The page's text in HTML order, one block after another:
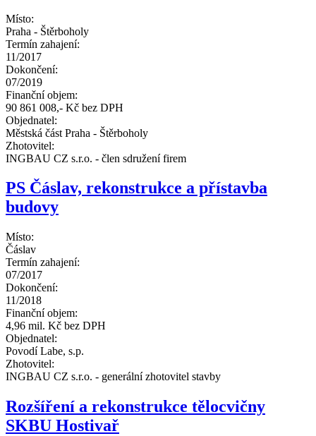
Místo:
Praha - Štěrboholy
Termín zahajení:
11/2017
Dokončení:
07/2019
Finanční objem:
90 861 008,- Kč bez DPH
Objednatel:
Městská část Praha - Štěrboholy
Zhotovitel:
INGBAU CZ s.r.o. - člen sdružení firem
PS Čáslav, rekonstrukce a přístavba
budovy
Místo:
Čáslav
Termín zahajení:
07/2017
Dokončení:
11/2018
Finanční objem:
4,96 mil. Kč bez DPH
Objednatel:
Povodí Labe, s.p.
Zhotovitel:
INGBAU CZ s.r.o. - generální zhotovitel stavby
Rozšíření a rekonstrukce tělocvičny
SKBU Hostivař